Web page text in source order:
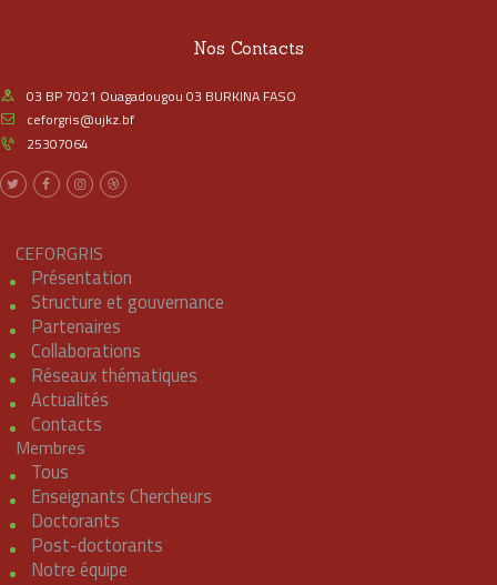
Nos Contacts
03 BP 7021 Ouagadougou 03 BURKINA FASO
ceforgris@ujkz.bf
25307064
CEFORGRIS
Présentation
Structure et gouvernance
Partenaires
Collaborations
Réseaux thématiques
Actualités
Contacts
Membres
Tous
Enseignants Chercheurs
Doctorants
Post-doctorants
Notre équipe